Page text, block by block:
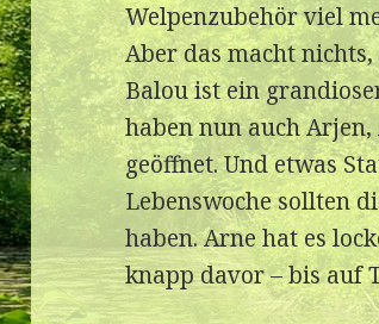
Welpenzubehör viel
Aber das macht
Balou ist ein
haben nun auch
geöffnet. Und etwas
Lebenswoche sollten
haben. Arne hat es
knapp davor – bis auf